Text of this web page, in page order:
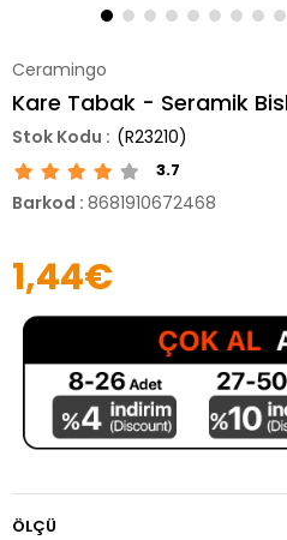
Ceramingo
Kare Tabak - Seramik
(R23210)
3.7
Barkod : 8681910672468
1,44€
ÖLÇÜ